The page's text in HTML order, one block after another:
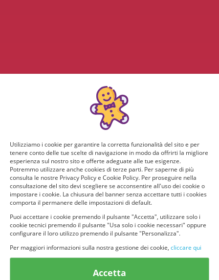
Utilizziamo i cookie per garantire la corretta funzionalità del sito e per
tenere conto delle tue scelte di navigazione in modo da offrirti la migliore
esperienza sul nostro sito e offerte adeguate alle tue esigenze.
Potremmo utilizzare anche cookies di terze parti. Per saperne di più
consulta le nostre Privacy Policy e Cookie Policy. Per proseguire nella
consultazione del sito devi scegliere se acconsentire all'uso dei cookie o
impostare i cookie. La chiusura del banner senza accettare tutti i cookies
comporta il permanere delle impostazioni di default.
Puoi accettare i cookie premendo il pulsante "Accetta", utilizzare solo i
cookie tecnici premendo il pulsante "Usa solo i cookie necessari" oppure
configurare il loro utilizzo premendo il pulsante "Personalizza".
Per maggiori informazioni sulla nostra gestione dei cookie, cliccare qui
Accetta